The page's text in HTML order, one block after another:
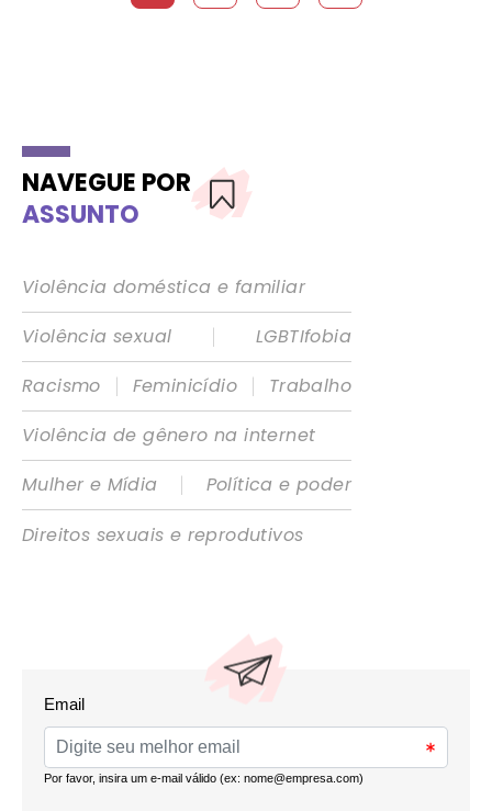
NAVEGUE POR
ASSUNTO
Violência doméstica e familiar
Violência sexual
|
LGBTIfobia
Racismo
| Feminicídio |
Trabalho
Violência de gênero na internet
Mulher e Mídia
|
Política e poder
Direitos sexuais e reprodutivos